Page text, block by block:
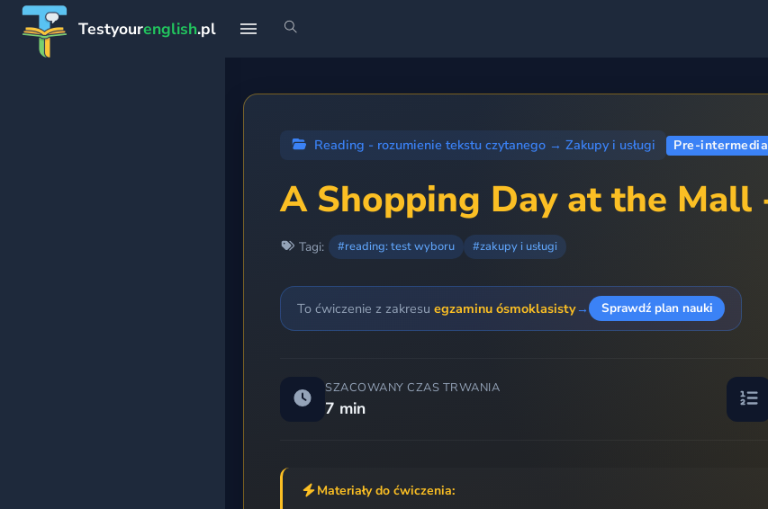
Testyourenglish.pl
Reading - rozumienie tekstu czytanego → Zakupy i usługi Pre-
A Shopping Day at the
Tagi: #reading: test wyboru #zakupy i usługi
To ćwiczenie z zakresu egzaminu ósmoklasisty→ Sprawdź plan nauki
SZACOWANY CZAS TRWANIA
7 min
Materiały do ćwiczenia: